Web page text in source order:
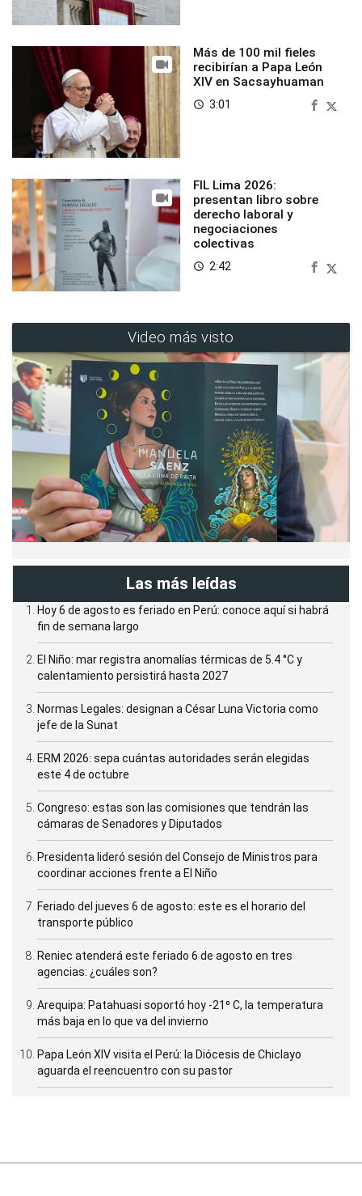
Más de 100 mil fieles
recibirían a Papa León
XIV en Sacsayhuaman
access_time 3:01
FIL Lima 2026:
presentan libro sobre
derecho laboral y
negociaciones
colectivas
access_time 2:42
Video más visto
Las más leídas
Hoy 6 de agosto es feriado en Perú: conoce aquí si habrá
fin de semana largo
El Niño: mar registra anomalías térmicas de 5.4 °C y
calentamiento persistirá hasta 2027
Normas Legales: designan a César Luna Victoria como
jefe de la Sunat
ERM 2026: sepa cuántas autoridades serán elegidas
este 4 de octubre
Congreso: estas son las comisiones que tendrán las
cámaras de Senadores y Diputados
Presidenta lideró sesión del Consejo de Ministros para
coordinar acciones frente a El Niño
Feriado del jueves 6 de agosto: este es el horario del
transporte público
Reniec atenderá este feriado 6 de agosto en tres
agencias: ¿cuáles son?
Arequipa: Patahuasi soportó hoy -21⁰ C, la temperatura
más baja en lo que va del invierno
Papa León XIV visita el Perú: la Diócesis de Chiclayo
aguarda el reencuentro con su pastor